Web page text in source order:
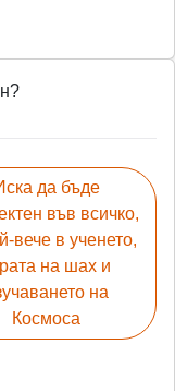
да бъде
във всичко,
вече в ученето,
на шах и
на
Космоса